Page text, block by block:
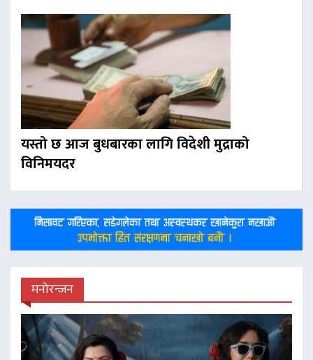
यस्तो छ आज बुधबारका लागि विदेशी मुद्राको
विनिमयदर
मनोरन्जन